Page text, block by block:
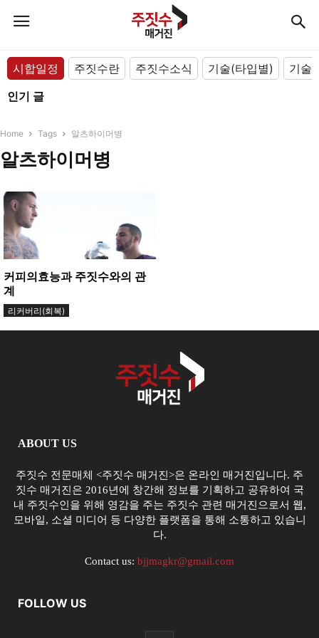
시합일정 주짓수란 주짓수소식 기술(타입별)
기술
인기 글
Home Tags 알츠하이머병
알츠하이머병
커피의효능과 주짓수와의 관
계
리커버리(회복)
ABOUT US
주짓수 전문매체 <주짓수 매거진>은 온라인 매거진입니다. 주
짓수 매거진은 2016년에 창간해 정보를 기획하고 공유하여 국
내 주짓수인을 위해 영감을 주는 주짓수 관련 매거진으로서 웹,
모바일, 소셜 미디어 등 다양한 플랫폼을 통해 소통하고 있습니
다.
Contact us: bjjmagkr@gmail.com
FOLLOW US